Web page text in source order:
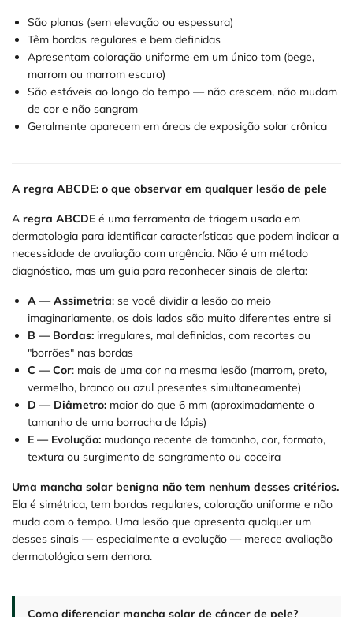
São planas (sem elevação ou espessura)
Têm bordas regulares e bem definidas
Apresentam coloração uniforme em um único tom (bege,
marrom ou marrom escuro)
São estáveis ao longo do tempo — não crescem, não mudam
de cor e não sangram
Geralmente aparecem em áreas de exposição solar crônica
A regra ABCDE: o que observar em qualquer lesão de pele
A regra ABCDE é uma ferramenta de triagem usada em
dermatologia para identificar características que podem indicar a
necessidade de avaliação com urgência. Não é um método
diagnóstico, mas um guia para reconhecer sinais de alerta:
A — Assimetria: se você dividir a lesão ao meio
imaginariamente, os dois lados são muito diferentes entre si
B — Bordas: irregulares, mal definidas, com recortes ou
"borrões" nas bordas
C — Cor: mais de uma cor na mesma lesão (marrom, preto,
vermelho, branco ou azul presentes simultaneamente)
D — Diâmetro: maior do que 6 mm (aproximadamente o
tamanho de uma borracha de lápis)
E — Evolução: mudança recente de tamanho, cor, formato,
textura ou surgimento de sangramento ou coceira
Uma mancha solar benigna não tem nenhum desses critérios.
Ela é simétrica, tem bordas regulares, coloração uniforme e não
muda com o tempo. Uma lesão que apresenta qualquer um
desses sinais — especialmente a evolução — merece avaliação
dermatológica sem demora.
Como diferenciar mancha solar de câncer de pele?